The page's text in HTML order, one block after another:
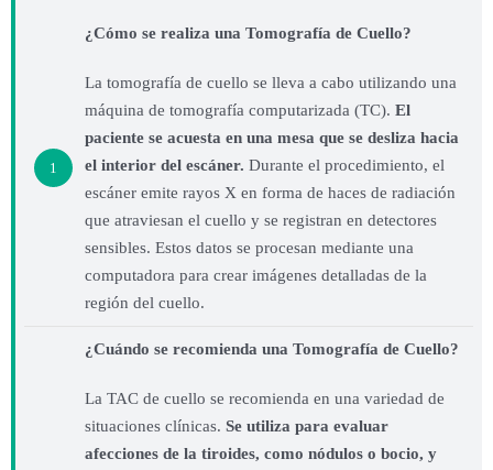
1
¿Cómo se realiza una Tomografía de Cuello?
La tomografía de cuello se lleva a cabo utilizando una
máquina de tomografía computarizada (TC). El
paciente se acuesta en una mesa que se desliza hacia
el interior del escáner. Durante el procedimiento, el
escáner emite rayos X en forma de haces de radiación
que atraviesan el cuello y se registran en detectores
sensibles. Estos datos se procesan mediante una
computadora para crear imágenes detalladas de la
región del cuello.
¿Cuándo se recomienda una Tomografía de Cuello?
La TAC de cuello se recomienda en una variedad de
situaciones clínicas. Se utiliza para evaluar
afecciones de la tiroides, como nódulos o bocio, y